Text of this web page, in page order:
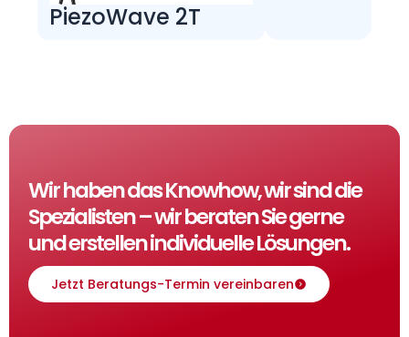
PiezoWave 2T
Wir haben das Knowhow, wir sind die
Spezialisten – wir beraten Sie gerne
und erstellen individuelle Lösungen.
Jetzt Beratungs-Termin vereinbaren